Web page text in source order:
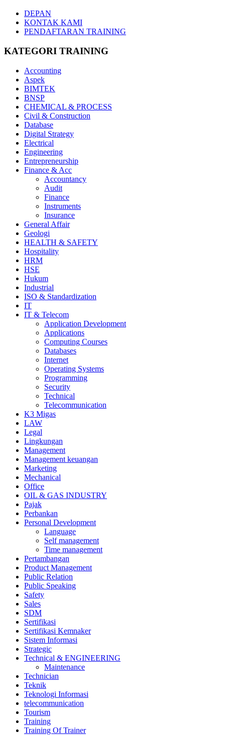
DEPAN
KONTAK KAMI
PENDAFTARAN TRAINING
KATEGORI TRAINING
Accounting
Aspek
BIMTEK
BNSP
CHEMICAL & PROCESS
Civil & Construction
Database
Digital Strategy
Electrical
Engineering
Entrepreneurship
Finance & Acc
Accountancy
Audit
Finance
Instruments
Insurance
General Affair
Geologi
HEALTH & SAFETY
Hospitality
HRM
HSE
Hukum
Industrial
ISO & Standardization
IT
IT & Telecom
Application Development
Applications
Computing Courses
Databases
Internet
Operating Systems
Programming
Security
Technical
Telecommunication
K3 Migas
LAW
Legal
Lingkungan
Management
Management keuangan
Marketing
Mechanical
Office
OIL & GAS INDUSTRY
Pajak
Perbankan
Personal Development
Language
Self management
Time management
Pertambangan
Product Management
Public Relation
Public Speaking
Safety
Sales
SDM
Sertifikasi
Sertifikasi Kemnaker
Sistem Informasi
Strategic
Technical & ENGINEERING
Maintenance
Technician
Teknik
Teknologi Informasi
telecommunication
Tourism
Training
Training Of Trainer